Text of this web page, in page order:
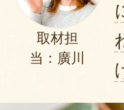
取材担
当：廣川